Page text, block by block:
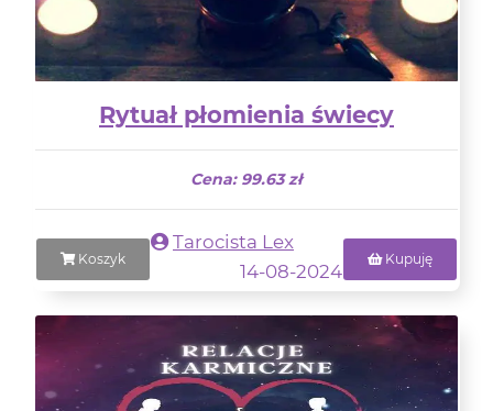
Rytuał płomienia świecy
Cena: 99.63 zł
Koszyk Kupuję
Tarocista Lex
14-08-2024